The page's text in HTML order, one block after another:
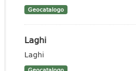
Geocatalogo
Laghi
Laghi